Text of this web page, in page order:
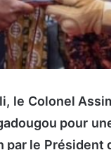
le Colonel
pour
par le Président